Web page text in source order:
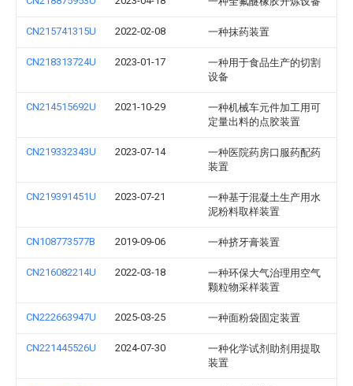
CN215741315U 2022-02-08 一种抹药装置
CN218313724U 2023-01-17
一种用于食品生产的切割
设备
CN214515692U 2021-10-29
一种机械车元件加工用可
定量出料的点胶装置
CN219332343U 2023-07-14
一种医院药房口服药配药
装置
CN219391451U 2023-07-21
一种基于混凝土生产用水
泥粉料取样装置
CN108773577B 2019-09-06 一种挤牙膏装置
CN216082214U 2022-03-18
一种环保大气治理用空气
颗粒物采样装置
CN222663947U 2025-03-25 一种面粉袋固定装置
CN221445526U 2024-07-30
一种化学试剂助剂用提取
装置